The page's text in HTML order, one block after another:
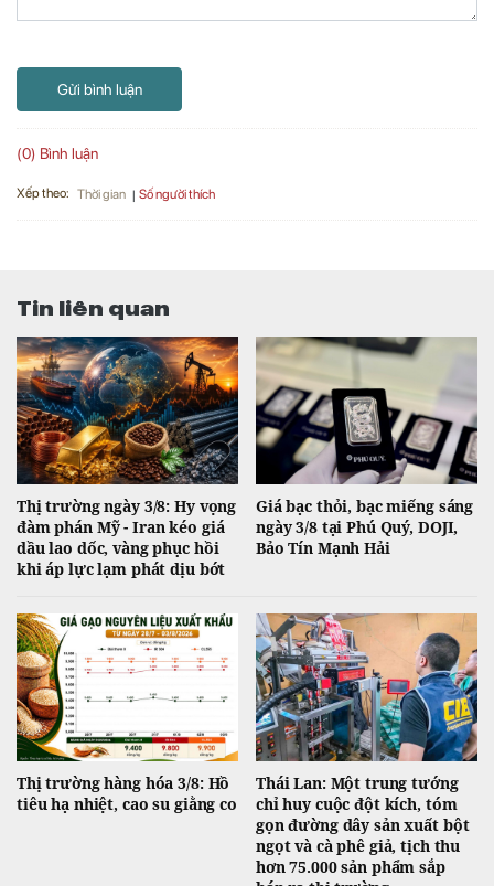
Gửi bình luận
(0) Bình luận
Xếp theo: Thời gian Số người thích
Tin liên quan
Thị trường ngày 3/8: Hy vọng
đàm phán Mỹ - Iran kéo giá
dầu lao dốc, vàng phục hồi
khi áp lực lạm phát dịu bớt
Giá bạc thỏi, bạc miếng sáng
ngày 3/8 tại Phú Quý, DOJI,
Bảo Tín Mạnh Hải
Thị trường hàng hóa 3/8: Hồ
tiêu hạ nhiệt, cao su giằng co
Thái Lan: Một trung tướng
chỉ huy cuộc đột kích, tóm
gọn đường dây sản xuất bột
ngọt và cà phê giả, tịch thu
hơn 75.000 sản phẩm sắp